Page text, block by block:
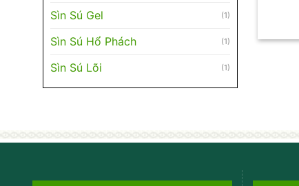
Sìn Sú Gel (1)
Sìn Sú Hổ Phách (1)
Sìn Sú Lõi (1)